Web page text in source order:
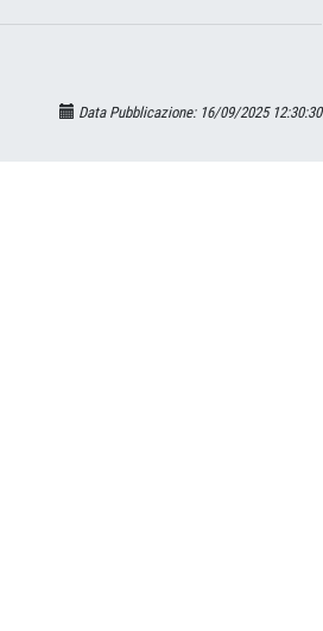
Data Pubblicazione: 16/09/2025 12:30:30